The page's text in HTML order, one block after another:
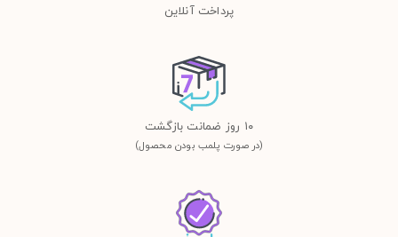
پرداخت آنلاین
١٠ روز ضمانت بازگشت
(در صورت پلمب بودن محصول)